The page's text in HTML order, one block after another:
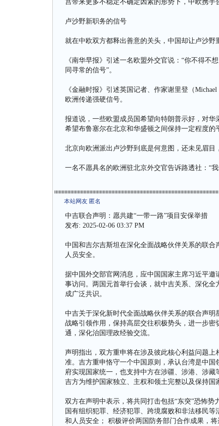
宫带来更多不稳定不确定因素的形势下，中欧携
卢沙野新职务的信号
就在中欧双方都释出善意的关头，中国却让卢沙野
《南华早报》引述一名欧盟外交官说：“你不得不
同寻常的信号”。
《金融时报》引述英国记者、作家谢里登（
欧洲传递强硬信号。
报道说，一些欧盟成员国希望向特朗普示好，对
希望布鲁塞尔在北京和华盛顿之间保持一定程度的
北京向欧洲派出卢沙野到底是何意图，还未见眉
一名不愿具名的欧洲驻北京外交官告诉路透社：“
本站网友 匿名
中吉联合声明：愿共建“一带一路”项目安保举措
发布: 2025-02-06 03:37 PM
中国和吉尔吉斯坦在深化全面战略伙伴关系的联
人员安全。
据中国外交部官网消息，应中国国家主席习近平
事访问。两国元首举行会谈，就中吉关系、深化
成广泛共识。
中吉关于深化新时代全面战略伙伴关系的联合声
战略引领作用，保持高层交往积极势头，进一步
通，深化治国理政经验交流。
声明指出，双方重申将在涉及彼此核心利益问题
准。吉方重申恪守一个中国原则，承认台湾是中
府实现国家统一，也支持中方在涉疆、涉港、涉
吉方为维护国家独立、主权和领土完整以及保持
双方在声明中表示，将共同打击包括“东突”恐怖
国有组织犯罪、经济犯罪、跨境腐败和非法移民
和人员安全； 积极评价两国防务部门合作成果，